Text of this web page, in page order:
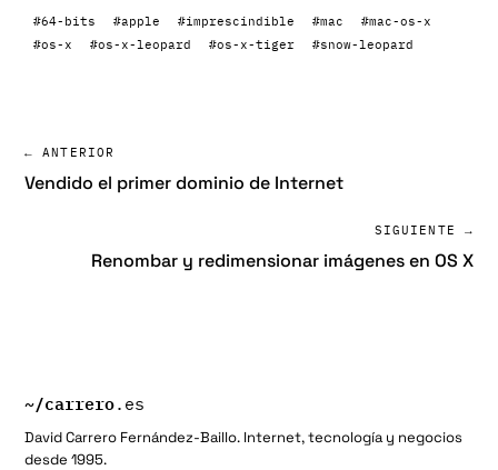
#64-bits #apple #imprescindible #mac
#mac-os-x
#os-x
#os-x-leopard #os-x-tiger #snow-leopard
← ANTERIOR
Vendido el primer dominio de Internet
SIGUIENTE →
Renombar y redimensionar imágenes en OS X
~/carrero.es
David Carrero Fernández-Baillo. Internet, tecnología y negocios
desde 1995.